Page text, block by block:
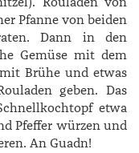
Pfanne von beiden
Dann in den
Gemüse mit dem
Brühe und etwas
geben. Das
etwa
Pfeffer würzen und
An Guadn!